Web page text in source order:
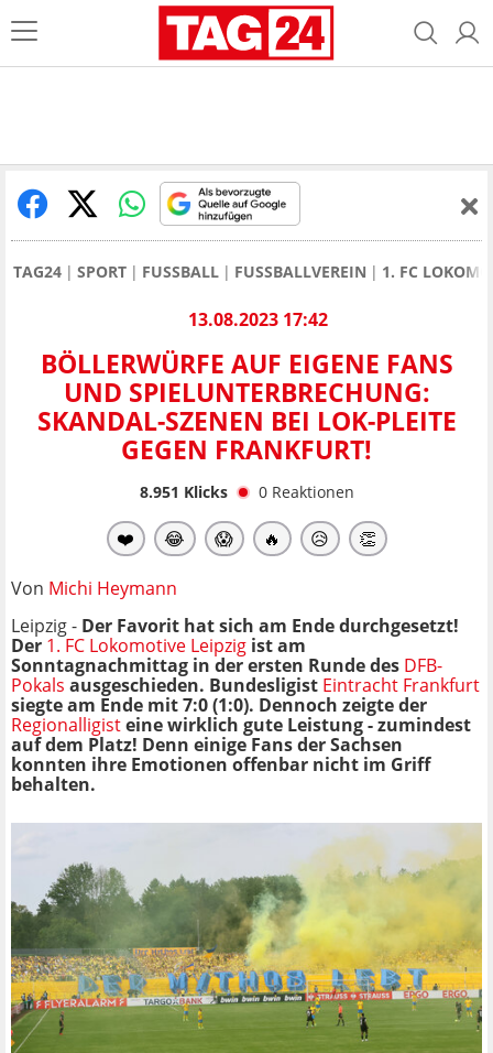
TAG24 SPORT FUSSBALL FUSSBALLVEREIN 1. FC
13.08.2023 17:42
BÖLLERWÜRFE AUF EIGENE FANS
UND SPIELUNTERBRECHUNG:
SKANDAL-SZENEN BEI LOK-PLEITE
GEGEN FRANKFURT!
8.951 Klicks 0 Reaktionen
❤️ 😂 😱 🔥 😥 👏
Von Michi Heymann
Leipzig - Der Favorit hat sich am Ende durchgesetzt!
Der 1. FC Lokomotive Leipzig ist am
Sonntagnachmittag in der ersten Runde des DFB-
Pokals ausgeschieden. Bundesligist Eintracht Frankfurt
siegte am Ende mit 7:0 (1:0). Dennoch zeigte der
Regionalligisteine wirklich gute Leistung - zumindest
auf dem Platz! Denn einige Fans der Sachsen
konnten ihre Emotionen offenbar nicht im Griff
behalten.